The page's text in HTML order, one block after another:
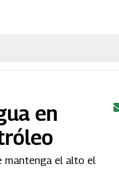
en
mantenga el alto el